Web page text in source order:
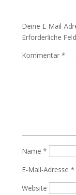
Deine E-Mail-
Erforderliche
Kommentar *
Name *
E-Mail-Adresse *
Website